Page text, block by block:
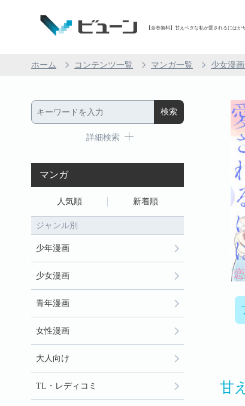
【全巻無料】甘えベタな私が愛されるには
ホーム コンテンツ一覧 マンガ一覧 少女漫
甘
詳細検索
マンガ
人気順 新着順
ジャンル別
少年漫画
少女漫画
青年漫画
女性漫画
大人向け
TL・レディコミ